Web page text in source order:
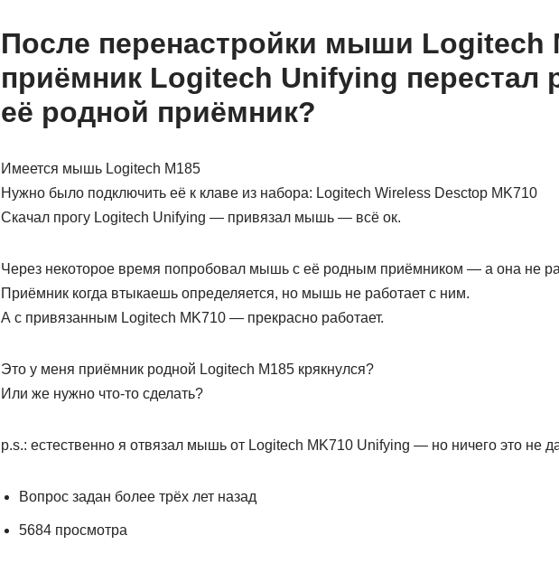
После перенастройки мыши Logitech
приёмник Logitech Unifying перестал
её родной приёмник?
Имеется мышь Logitech M185
Нужно было подключить её к клаве из набора: Logitech Wireless Desctop MK710
Скачал прогу Logitech Unifying — привязал мышь — всё ок.
Через некоторое время попробовал мышь с её родным приёмником — а она не
Приёмник когда втыкаешь определяется, но мышь не работает с ним.
А с привязанным Logitech MK710 — прекрасно работает.
Это у меня приёмник родной Logitech M185 крякнулся?
Или же нужно что-то сделать?
p.s.: естественно я отвязал мышь от Logitech MK710 Unifying — но ничего это не
Вопрос задан более трёх лет назад
5684 просмотра